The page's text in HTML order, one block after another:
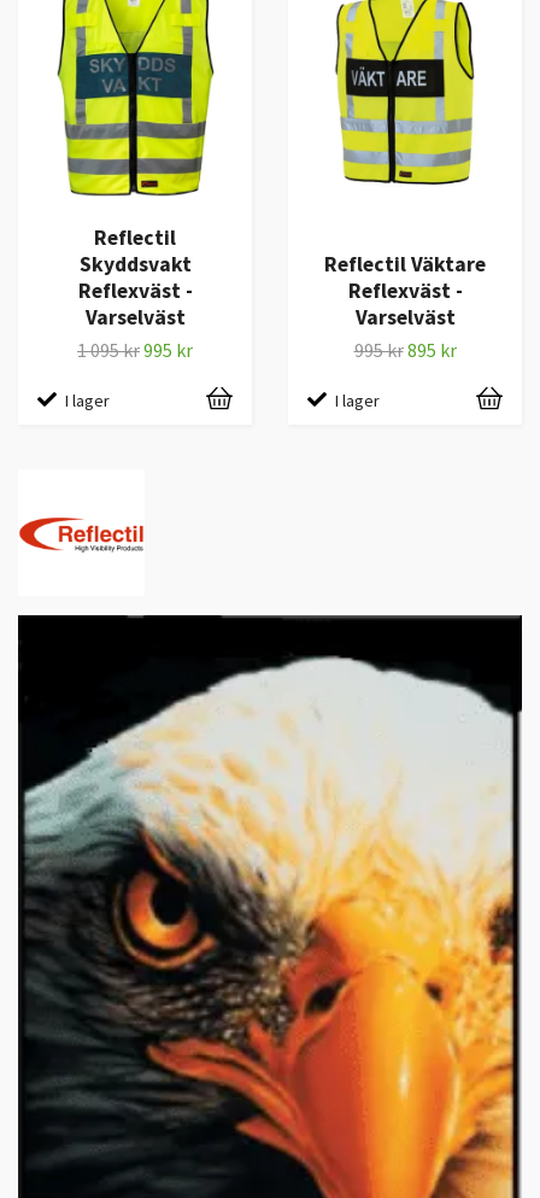
Reflectil
Skyddsvakt
Reflexväst -
Varselväst
1 095 kr995 kr
I lager
Reflectil Väktare
Reflexväst -
Varselväst
995 kr895 kr
I lager